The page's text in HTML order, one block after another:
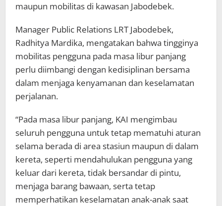
maupun mobilitas di kawasan Jabodebek.
Manager Public Relations LRT Jabodebek,
Radhitya Mardika, mengatakan bahwa tingginya
mobilitas pengguna pada masa libur panjang
perlu diimbangi dengan kedisiplinan bersama
dalam menjaga kenyamanan dan keselamatan
perjalanan.
“Pada masa libur panjang, KAI mengimbau
seluruh pengguna untuk tetap mematuhi aturan
selama berada di area stasiun maupun di dalam
kereta, seperti mendahulukan pengguna yang
keluar dari kereta, tidak bersandar di pintu,
menjaga barang bawaan, serta tetap
memperhatikan keselamatan anak-anak saat